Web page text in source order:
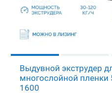
Выдувной экструдер
многослойной пленки
1600